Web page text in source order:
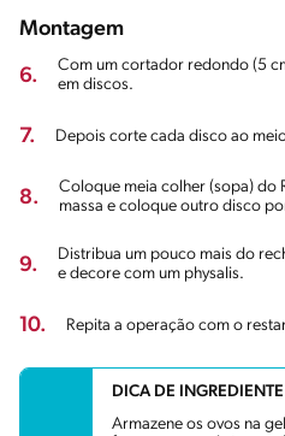
Montagem
6.
Com um cortador redondo (5
em discos.
7. Depois corte cada disco ao
8.
Coloque meia colher (sopa) do
massa e coloque outro disco
9.
Distribua um pouco mais do
e decore com um physalis.
10. Repita a operação com o
DICA DE INGREDIENTE
Armazene os ovos na